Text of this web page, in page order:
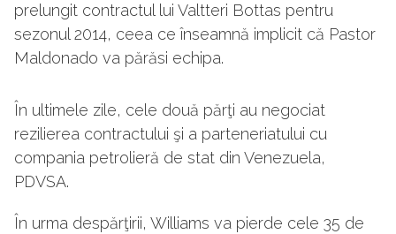
prelungit contractul lui Valtteri Bottas pentru
sezonul 2014, ceea ce înseamnă implicit că Pastor
Maldonado va părăsi echipa.
În ultimele zile, cele două părţi au negociat
rezilierea contractului şi a parteneriatului cu
compania petrolieră de stat din Venezuela,
PDVSA.
În urma despărţirii, Williams va pierde cele 35 de